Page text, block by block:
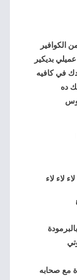
الكوافير
بديكير
في كافيه
ده
لاء لاء
مع صحابه